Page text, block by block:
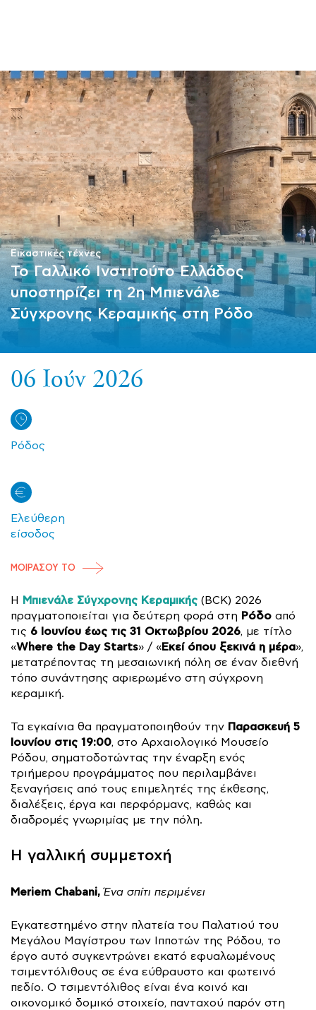
ΣΠΟΥΔΕΣ
ΣΥΝΕΡΓΕΙΕΣ
ΒΙΒΛΙΟΘΗΚΗ
Η Μπιενάλε Σύγχρονης Κεραμικής (BCK) 2026
πραγματοποιείται για δεύτερη φορά στη Ρόδο από
τις 6 Ιουνίου έως τις 31 Οκτωβρίου 2026, με τίτλο
«Where the Day Starts» / «Εκεί όπου ξεκινά η μέρα»,
μετατρέποντας τη μεσαιωνική πόλη σε έναν διεθνή
τόπο συνάντησης αφιερωμένο στη σύγχρονη
κεραμική.
Τα εγκαίνια θα πραγματοποιηθούν την Παρασκευή 5
Ιουνίου στις 19:00, στο Αρχαιολογικό Μουσείο
Ρόδου, σηματοδοτώντας την έναρξη ενός
τριήμερου προγράμματος που περιλαμβάνει
ξεναγήσεις από τους επιμελητές της έκθεσης,
διαλέξεις, έργα και περφόρμανς, καθώς και
διαδρομές γνωριμίας με την πόλη.
Η γαλλική συμμετοχή
Meriem Chabani,Ένα σπίτι περιμένει
Εγκατεστημένο στην πλατεία του Παλατιού του
Μεγάλου Μαγίστρου των Ιπποτών της Ρόδου, το
έργο αυτό συγκεντρώνει εκατό εφυαλωμένους
τσιμεντόλιθους σε ένα εύθραυστο και φωτεινό
πεδίο. Ο τσιμεντόλιθος είναι ένα κοινό και
οικονομικό δομικό στοιχείο, πανταχού παρόν στη
06 Ιούν 2026
Ρόδος
Ελεύθερη
είσοδος
ΜΟΙΡΑΣΟΥ ΤΟ
Εικαστικές τέχνες
Το Γαλλικό Ινστιτούτο Ελλάδος
υποστηρίζει τη 2η Μπιενάλε
Σύγχρονης Κεραμικής στη Ρόδο